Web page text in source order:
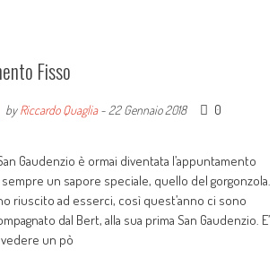
Fisso
byRiccardo Quaglia- 22 Gennaio 2018 0
Gaudenzio è ormai diventata l’appuntamento
un sapore speciale, quello del gorgonzola.
riuscito ad esserci, così quest’anno ci sono
dal Bert, alla sua prima San Gaudenzio. E’
un pò